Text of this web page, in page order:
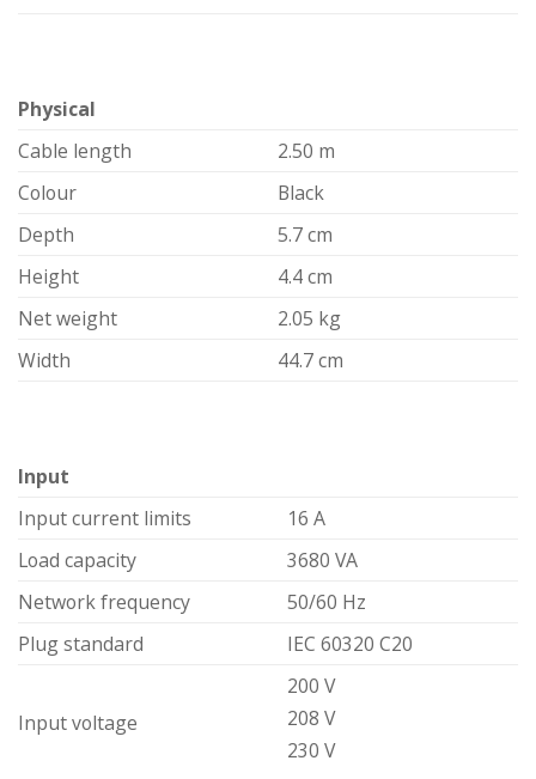
Physical
Cable length
2.50 m
Colour
Black
Depth
5.7 cm
Height
4.4 cm
Net weight
2.05 kg
Width
44.7 cm
Input
Input current limits
16 A
Load capacity
3680 VA
Network frequency
50/60 Hz
Plug standard
IEC 60320 C20
Input voltage
200 V
208 V
230 V